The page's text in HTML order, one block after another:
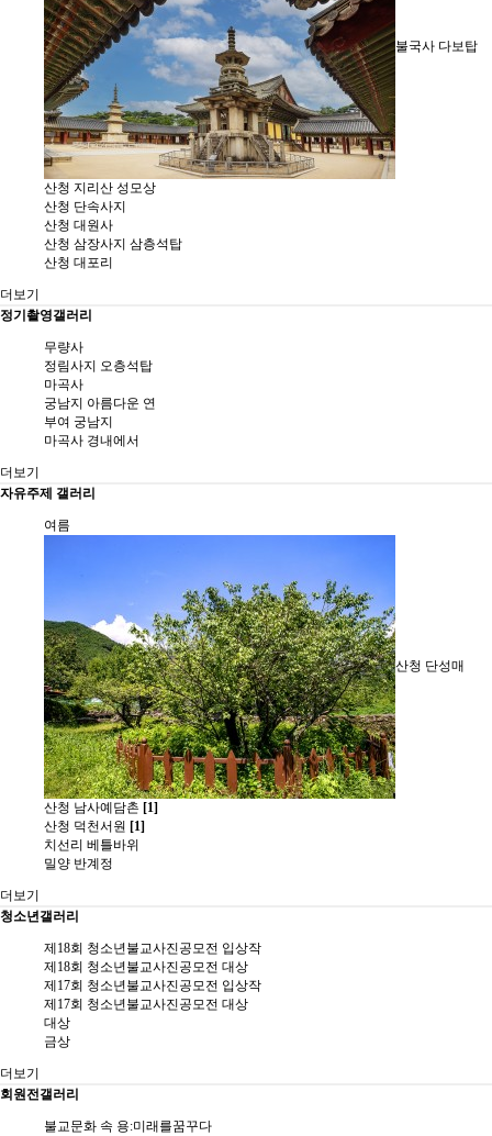
불국사 다보탑
산청 지리산 성모상
산청 단속사지
산청 대원사
산청 삼장사지 삼층석탑
산청 대포리
더보기
정기촬영갤러리
무량사
정림사지 오층석탑
마곡사
궁남지 아름다운 연
부여 궁남지
마곡사 경내에서
더보기
자유주제 갤러리
여름
산청 단성매
산청 남사예담촌 [1]
산청 덕천서원 [1]
치선리 베틀바위
밀양 반계정
더보기
청소년갤러리
제18회 청소년불교사진공모전 입상작
제18회 청소년불교사진공모전 대상
제17회 청소년불교사진공모전 입상작
제17회 청소년불교사진공모전 대상
대상
금상
더보기
회원전갤러리
불교문화 속 용:미래를꿈꾸다